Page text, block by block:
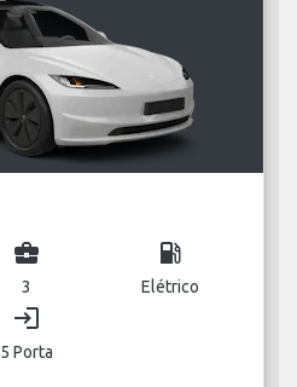
business_center
3
local_gas_station
Elétrico
login
5 Porta